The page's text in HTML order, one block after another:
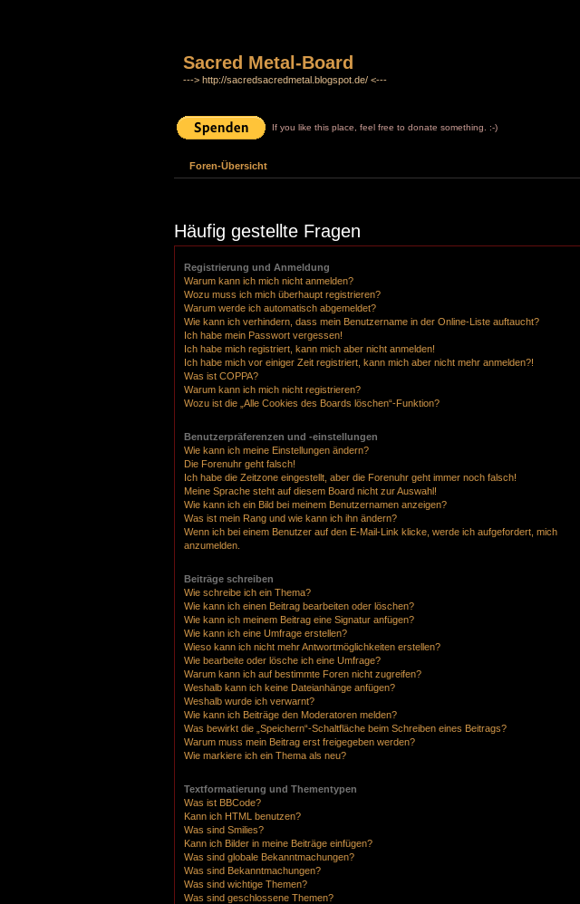
Sacred Metal-Board
---> http://sacredsacredmetal.blogspot.de/ <---
If you like this place, feel free to donate something. :-)
Foren-Übersicht
Häufig gestellte Fragen
Registrierung und Anmeldung
Warum kann ich mich nicht anmelden?
Wozu muss ich mich überhaupt registrieren?
Warum werde ich automatisch abgemeldet?
Wie kann ich verhindern, dass mein Benutzername in der Online-Liste auftaucht?
Ich habe mein Passwort vergessen!
Ich habe mich registriert, kann mich aber nicht anmelden!
Ich habe mich vor einiger Zeit registriert, kann mich aber nicht mehr anmelden?!
Was ist COPPA?
Warum kann ich mich nicht registrieren?
Wozu ist die „Alle Cookies des Boards löschen“-Funktion?
Benutzerpräferenzen und -einstellungen
Wie kann ich meine Einstellungen ändern?
Die Forenuhr geht falsch!
Ich habe die Zeitzone eingestellt, aber die Forenuhr geht immer noch falsch!
Meine Sprache steht auf diesem Board nicht zur Auswahl!
Wie kann ich ein Bild bei meinem Benutzernamen anzeigen?
Was ist mein Rang und wie kann ich ihn ändern?
Wenn ich bei einem Benutzer auf den E-Mail-Link klicke, werde ich aufgefordert, mich
anzumelden.
Beiträge schreiben
Wie schreibe ich ein Thema?
Wie kann ich einen Beitrag bearbeiten oder löschen?
Wie kann ich meinem Beitrag eine Signatur anfügen?
Wie kann ich eine Umfrage erstellen?
Wieso kann ich nicht mehr Antwortmöglichkeiten erstellen?
Wie bearbeite oder lösche ich eine Umfrage?
Warum kann ich auf bestimmte Foren nicht zugreifen?
Weshalb kann ich keine Dateianhänge anfügen?
Weshalb wurde ich verwarnt?
Wie kann ich Beiträge den Moderatoren melden?
Was bewirkt die „Speichern“-Schaltfläche beim Schreiben eines Beitrags?
Warum muss mein Beitrag erst freigegeben werden?
Wie markiere ich ein Thema als neu?
Textformatierung und Thementypen
Was ist BBCode?
Kann ich HTML benutzen?
Was sind Smilies?
Kann ich Bilder in meine Beiträge einfügen?
Was sind globale Bekanntmachungen?
Was sind Bekanntmachungen?
Was sind wichtige Themen?
Was sind geschlossene Themen?